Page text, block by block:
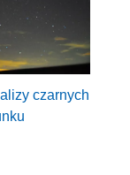
czarnych